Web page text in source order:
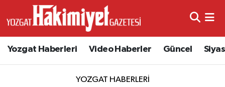
Yozgat Haberleri Video Haberler Güncel
YOZGAT HABERLERI